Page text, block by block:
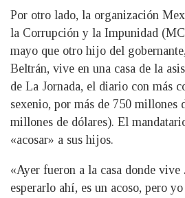
Por otro lado, la organización
la Corrupción y la Impunidad
mayo que otro hijo del
Beltrán, vive en una casa de la
de La Jornada, el diario con más
sexenio, por más de 750 millones
millones de dólares). El
«acosar» a sus hijos.
«Ayer fueron a la casa donde vive
esperarlo ahí, es un acoso, pero